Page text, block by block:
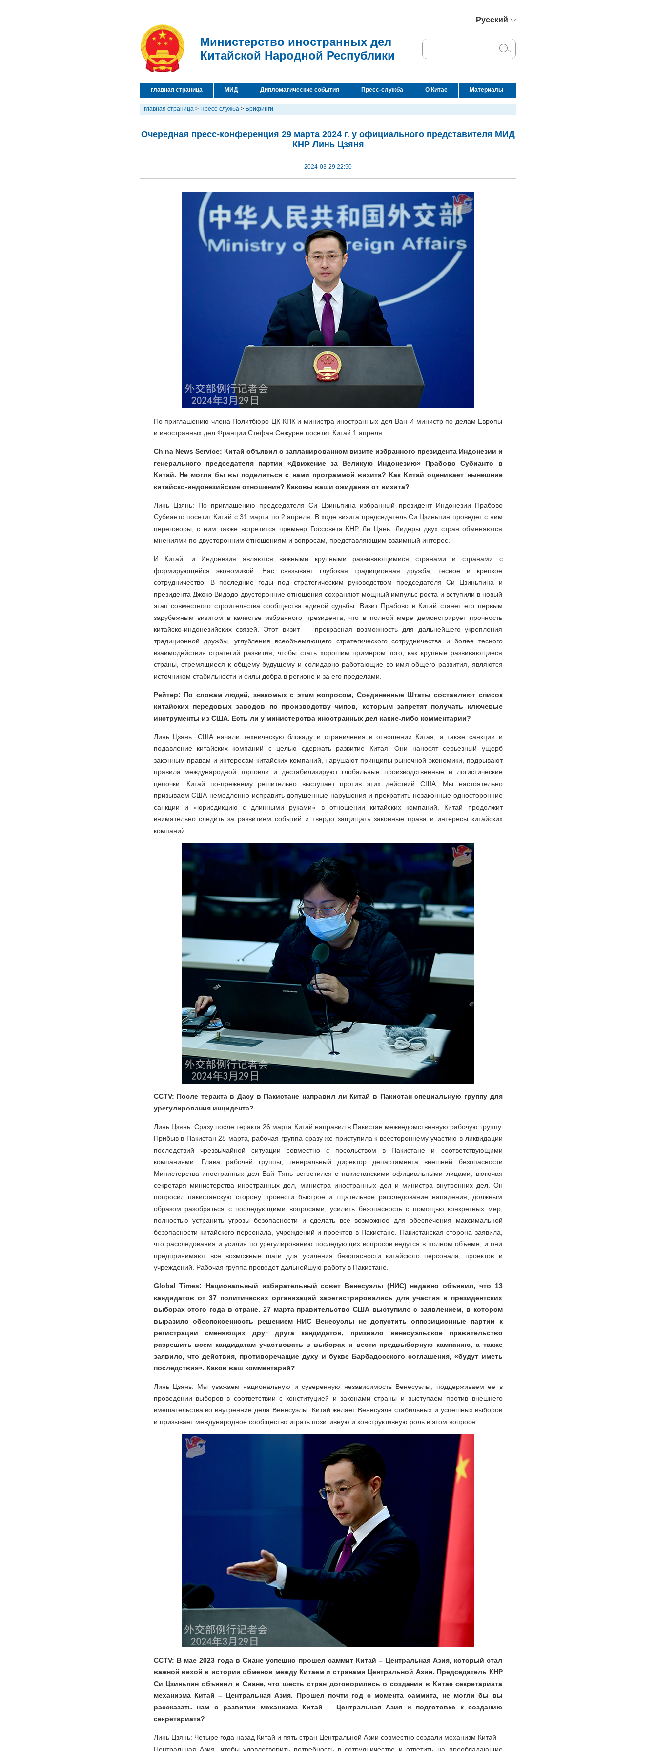
Русский
English
Español
عربي
Министерство иностранных дел
Китайской Народной Республики
главная страница МИД Дипломатические события Пресс-служба О Китае Материалы
главная страница > Пресс-служба > Брифинги
Очередная пресс-конференция 29 марта 2024 г. у официального представителя МИД
КНР Линь Цзяня
2024-03-29 22:50
По приглашению члена Политбюро ЦК КПК и министра иностранных дел Ван И министр по делам Европы
и иностранных дел Франции Стефан Сежурне посетит Китай 1 апреля.
China News Service: Китай объявил о запланированном визите избранного президента Индонезии и
генерального председателя партии «Движение за Великую Индонезию» Прабово Субианто в
Китай. Не могли бы вы поделиться с нами программой визита? Как Китай оценивает нынешние
китайско-индонезийские отношения? Каковы ваши ожидания от визита?
Линь Цзянь: По приглашению председателя Си Цзиньпина избранный президент Индонезии Прабово
Субианто посетит Китай с 31 марта по 2 апреля. В ходе визита председатель Си Цзиньпин проведет с ним
переговоры, с ним также встретится премьер Госсовета КНР Ли Цянь. Лидеры двух стран обменяются
мнениями по двусторонним отношениям и вопросам, представляющим взаимный интерес.
И Китай, и Индонезия являются важными крупными развивающимися странами и странами с
формирующейся экономикой. Нас связывает глубокая традиционная дружба, тесное и крепкое
сотрудничество. В последние годы под стратегическим руководством председателя Си Цзиньпина и
президента Джоко Видодо двусторонние отношения сохраняют мощный импульс роста и вступили в новый
этап совместного строительства сообщества единой судьбы. Визит Прабово в Китай станет его первым
зарубежным визитом в качестве избранного президента, что в полной мере демонстрирует прочность
китайско-индонезийских связей. Этот визит — прекрасная возможность для дальнейшего укрепления
традиционной дружбы, углубления всеобъемлющего стратегического сотрудничества и более тесного
взаимодействия стратегий развития, чтобы стать хорошим примером того, как крупные развивающиеся
страны, стремящиеся к общему будущему и солидарно работающие во имя общего развития, являются
источником стабильности и силы добра в регионе и за его пределами.
Рейтер: По словам людей, знакомых с этим вопросом, Соединенные Штаты составляют список
китайских передовых заводов по производству чипов, которым запретят получать ключевые
инструменты из США. Есть ли у министерства иностранных дел какие-либо комментарии?
Линь Цзянь: США начали техническую блокаду и ограничения в отношении Китая, а также санкции и
подавление китайских компаний с целью сдержать развитие Китая. Они наносят серьезный ущерб
законным правам и интересам китайских компаний, нарушают принципы рыночной экономики, подрывают
правила международной торговли и дестабилизируют глобальные производственные и логистические
цепочки. Китай по-прежнему решительно выступает против этих действий США. Мы настоятельно
призываем США немедленно исправить допущенные нарушения и прекратить незаконные односторонние
санкции и «юрисдикцию с длинными руками» в отношении китайских компаний. Китай продолжит
внимательно следить за развитием событий и твердо защищать законные права и интересы китайских
компаний.
CCTV: После теракта в Дасу в Пакистане направил ли Китай в Пакистан специальную группу для
урегулирования инцидента?
Линь Цзянь: Сразу после теракта 26 марта Китай направил в Пакистан межведомственную рабочую группу.
Прибыв в Пакистан 28 марта, рабочая группа сразу же приступила к всестороннему участию в ликвидации
последствий чрезвычайной ситуации совместно с посольством в Пакистане и соответствующими
компаниями. Глава рабочей группы, генеральный директор департамента внешней безопасности
Министерства иностранных дел Бай Тянь встретился с пакистанскими официальными лицами, включая
секретаря министерства иностранных дел, министра иностранных дел и министра внутренних дел. Он
попросил пакистанскую сторону провести быстрое и тщательное расследование нападения, должным
образом разобраться с последующими вопросами, усилить безопасность с помощью конкретных мер,
полностью устранить угрозы безопасности и сделать все возможное для обеспечения максимальной
безопасности китайского персонала, учреждений и проектов в Пакистане. Пакистанская сторона заявила,
что расследования и усилия по урегулированию последующих вопросов ведутся в полном объеме, и они
предпринимают все возможные шаги для усиления безопасности китайского персонала, проектов и
учреждений. Рабочая группа проведет дальнейшую работу в Пакистане.
Global Times: Национальный избирательный совет Венесуэлы (НИС) недавно объявил, что 13
кандидатов от 37 политических организаций зарегистрировались для участия в президентских
выборах этого года в стране. 27 марта правительство США выступило с заявлением, в котором
выразило обеспокоенность решением НИС Венесуэлы не допустить оппозиционные партии к
регистрации сменяющих друг друга кандидатов, призвало венесуэльское правительство
разрешить всем кандидатам участвовать в выборах и вести предвыборную кампанию, а также
заявило, что действия, противоречащие духу и букве Барбадосского соглашения, «будут иметь
последствия». Каков ваш комментарий?
Линь Цзянь: Мы уважаем национальную и суверенную независимость Венесуэлы, поддерживаем ее в
проведении выборов в соответствии с конституцией и законами страны и выступаем против внешнего
вмешательства во внутренние дела Венесуэлы. Китай желает Венесуэле стабильных и успешных выборов
и призывает международное сообщество играть позитивную и конструктивную роль в этом вопросе.
CCTV: В мае 2023 года в Сиане успешно прошел саммит Китай – Центральная Азия, который стал
важной вехой в истории обменов между Китаем и странами Центральной Азии. Председатель КНР
Си Цзиньпин объявил в Сиане, что шесть стран договорились о создании в Китае секретариата
механизма Китай – Центральная Азия. Прошел почти год с момента саммита, не могли бы вы
рассказать нам о развитии механизма Китай – Центральная Азия и подготовке к созданию
секретариата?
Линь Цзянь: Четыре года назад Китай и пять стран Центральной Азии совместно создали механизм Китай –
Центральная Азия, чтобы удовлетворить потребность в сотрудничестве и ответить на преобладающие